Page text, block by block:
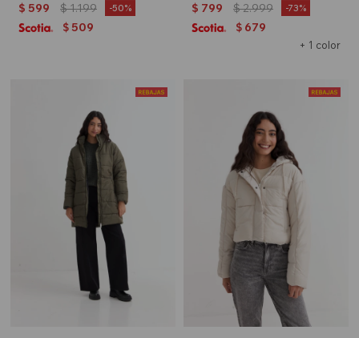
$ 599 $1.199 50
$ 509
+ 1 color
$ 799 $2.999 73
$ 679